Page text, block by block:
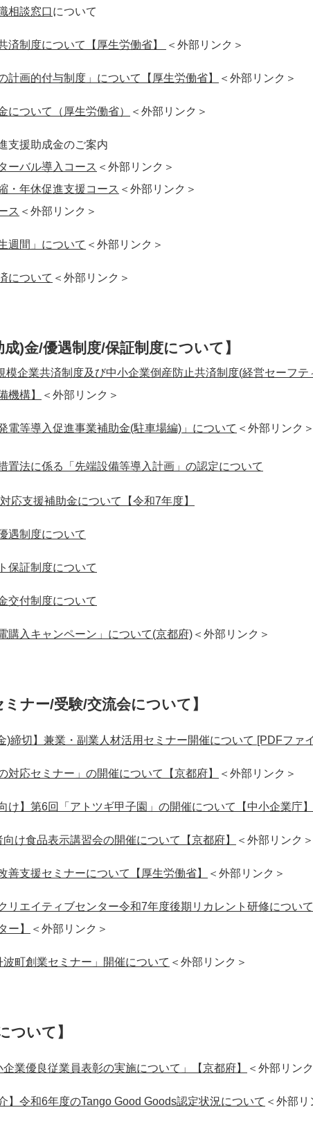
相談窓口について
済制度について【厚生労働省】 ＜外部リンク＞
計画的付与制度」について【厚生労働省】 ＜外部リンク＞
について（厚生労働省） ＜外部リンク＞
支援助成金のご案内
ーバル導入コース ＜外部リンク＞
・年休促進支援コース ＜外部リンク＞
ス ＜外部リンク＞
週間」について ＜外部リンク＞
について ＜外部リンク＞
成)金/優遇制度/保証制度について】
模企業共済制度及び中小企業倒産防止共済制度(経営セーフテ
機構】
＜外部リンク＞
電等導入促進事業補助金(駐車場編)」について ＜外部リンク＞
置法に係る「先端設備等導入計画」の認定について
応支援補助金について【令和7年度】
遇制度について
保証制度について
交付制度について
購入キャンペーン」について(京都府) ＜外部リンク＞
ミナー/受験/交流会について】
)締切】兼業・副業人材活用セミナー​開催について [PDFファ
対応セミナー」の開催について​【京都府】 ＜外部リンク＞
け】第6回「アトツギ甲子園」​の開催について【中小企業庁】
け食品表示講習会の開催について【京都府】 ＜外部リンク＞
善支援セミナーについて【厚生労働省】 ＜外部リンク＞
リエイティブセンター令和7年度後期リカレント研修につい
ー】
＜外部リンク＞
波町創業セミナー」開催について ＜外部リンク＞
ついて】
企業優良従業員表彰の実施について」【京都府】 ＜外部リン
】令和6年度のTango Good Goods認定状況について ＜外部リ